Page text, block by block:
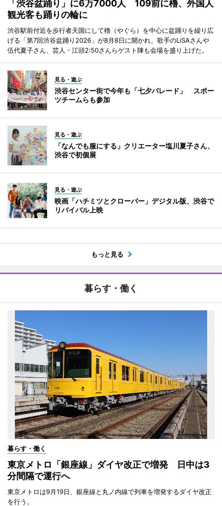
「渋谷盆踊り」に6万7000人 109前に櫓、外国人
観光客も踊りの輪に
渋谷駅前付近を歩行者天国にして櫓（やぐら）を中心に盆踊りを繰り広
げる「第7回渋谷盆踊り2026」が8月8日に開かれ、歌手のLiSAさんや
伍代夏子さん、芸人・江頭2:50さんらゲスト陣も会場を盛り上げた。
見る・遊ぶ
渋谷センター街で今年も「七夕パレード」 スポー
ツチームらも参加
見る・遊ぶ
「なんでも服にする」クリエーター塩川夏子さん、
渋谷で初個展
見る・遊ぶ
映画「ハチミツとクローバー」デジタル版、渋谷で
リバイバル上映
もっと見る
暮らす・働く
暮らす・働く
東京メトロ「銀座線」ダイヤ改正で増発 日中は3
分間隔で運行へ
東京メトロは9月19日、銀座線と丸ノ内線で列車を増発するダイヤ改正
を行う。